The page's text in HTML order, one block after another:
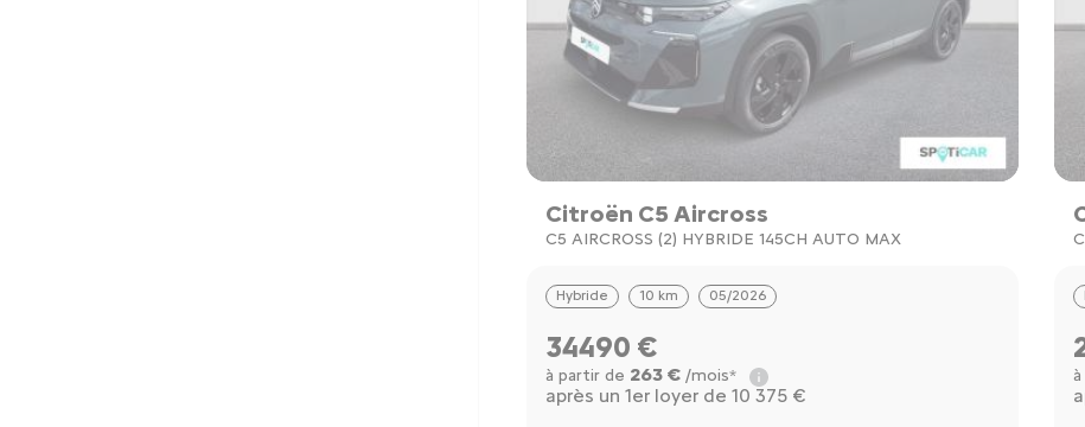
Citroën C5 Aircross
C5 AIRCROSS (2) HYBRIDE 145CH AUTO MAX
Hybride 10 km 05/2026
34490 €
à partir de 263 € /mois*
après un 1er loyer de 10 375 €